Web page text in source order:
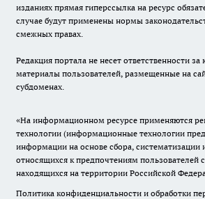
изданиях прямая гиперссылка на ресурс
случае будут применены нормы
смежных правах.
Редакция портала не несет ответственности
материалы пользователей, размещенные на
субдоменах.
«На информационном ресурсе применяются
технологии (информационные технологии
информации на основе сбора, систематизации
относящихся к предпочтениям пользователей
находящихся на территории Российской
Политика конфиденциальности и обработки